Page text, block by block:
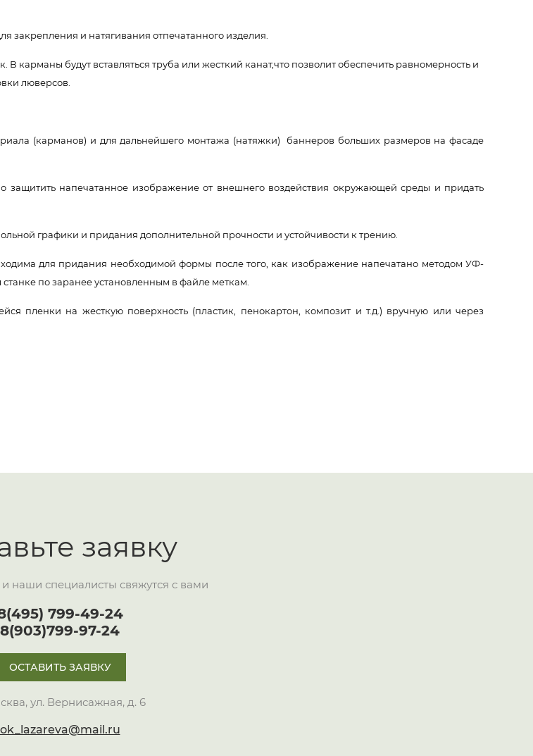
закрепления и натягивания отпечатанного изделия.
карманы будут вставляться труба или жесткий канат,что позволит обеспечить равномерность и
люверсов.
(карманов) и для дальнейшего монтажа (натяжки) баннеров больших размеров на фасаде
защитить напечатанное изображение от внешнего воздействия окружающей среды и придать
графики и придания дополнительной прочности и устойчивости к трению.
для придания необходимой формы после того, как изображение напечатано методом УФ-
по заранее установленным в файле меткам.
пленки на жесткую поверхность (пластик, пенокартон, композит и т.д.) вручную или через
заявку
и наши специалисты свяжутся с вами
799-49-24
8(903)799-97-24
ОСТАВИТЬ ЗАЯВКУ
ул. Вернисажная, д. 6
ok_lazareva@mail.ru